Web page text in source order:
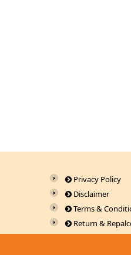
Privacy Policy
Disclaimer
Terms &
Return &